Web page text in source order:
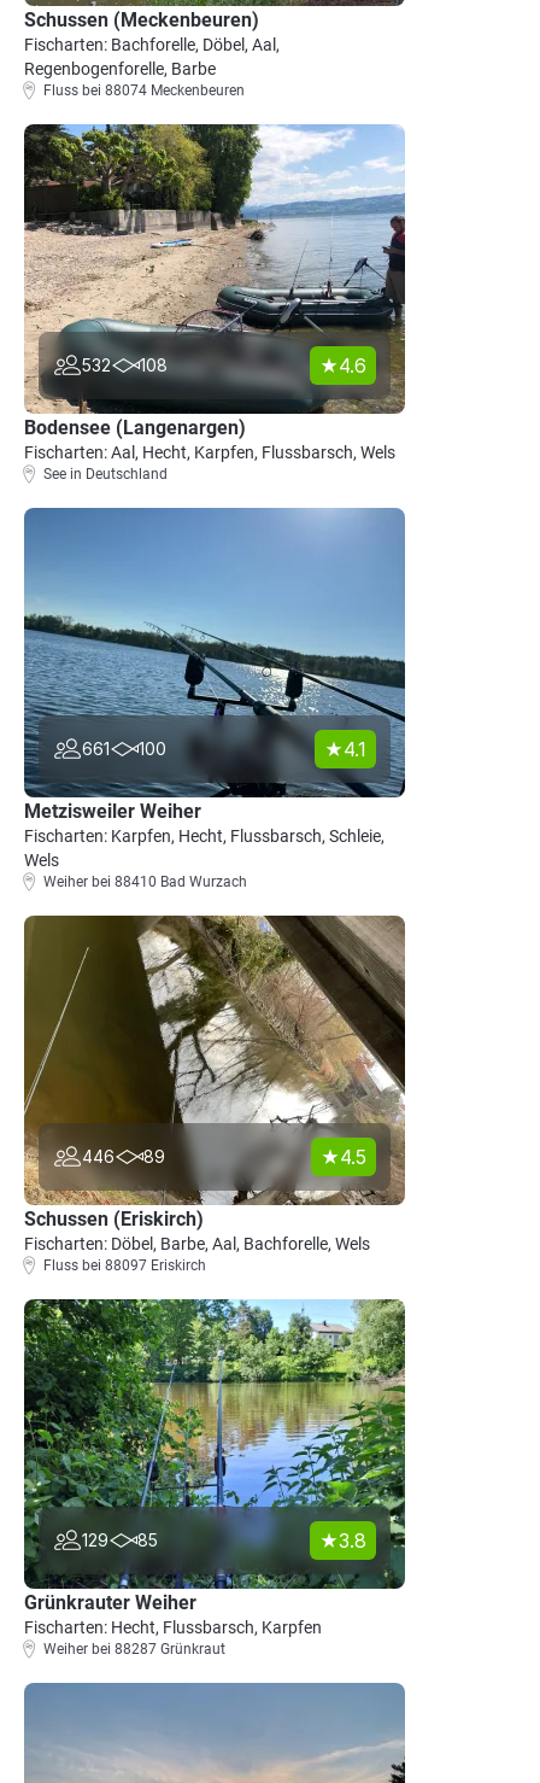
Schussen (Meckenbeuren)
Fischarten: Bachforelle, Döbel, Aal,
Regenbogenforelle, Barbe
Fluss bei 88074 Meckenbeuren
532 108 4.6
Bodensee (Langenargen)
Fischarten: Aal, Hecht, Karpfen, Flussbarsch, Wels
See in Deutschland
661 100 4.1
Metzisweiler Weiher
Fischarten: Karpfen, Hecht, Flussbarsch, Schleie,
Wels
Weiher bei 88410 Bad Wurzach
446 89 4.5
Schussen (Eriskirch)
Fischarten: Döbel, Barbe, Aal, Bachforelle, Wels
Fluss bei 88097 Eriskirch
129 85 3.8
Grünkrauter Weiher
Fischarten: Hecht, Flussbarsch, Karpfen
Weiher bei 88287 Grünkraut